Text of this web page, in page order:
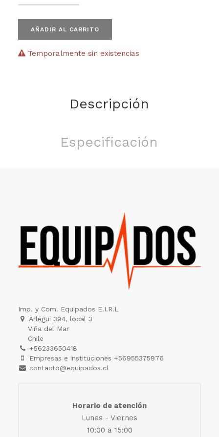
AÑADIR AL CARRITO
Temporalmente sin existencias
Descripción
Especificación
Imp. y Com. Equipados E.I.R.L
Arlegui 394, local 3
Viña del Mar
Chile
+56233650418
Empresas e instituciones +56955375976
contacto@equipados.cl
Horario de atención
Lunes - Viernes
10:00 a 15:00